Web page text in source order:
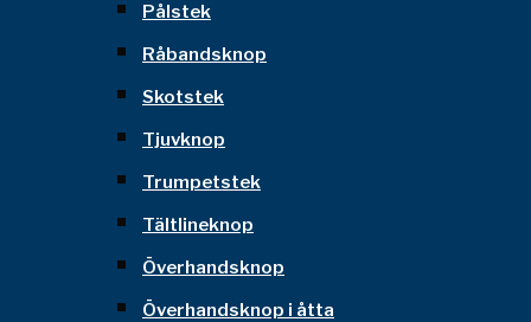
Pålstek
Råbandsknop
Skotstek
Tjuvknop
Trumpetstek
Tältlineknop
Överhandsknop
Överhandsknop i åtta